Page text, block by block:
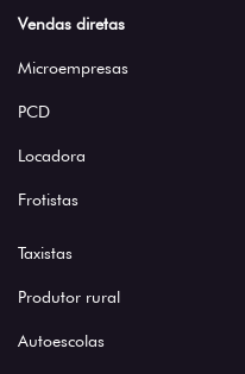
Vendas diretas
Microempresas
PCD
Locadora
Frotistas
Taxistas
Produtor rural
Autoescolas